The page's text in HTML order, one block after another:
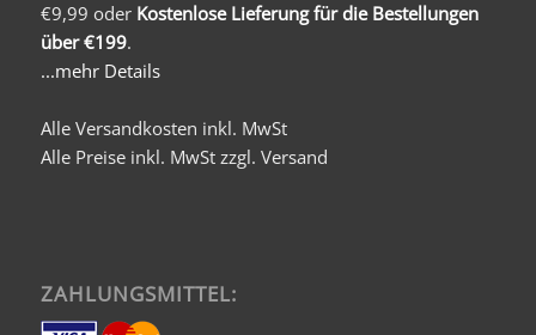
€9,99 oder Kostenlose Lieferung für die Bestellungen
über €199.
...mehr Details
Alle Versandkosten inkl. MwSt
Alle Preise inkl. MwSt zzgl. Versand
ZAHLUNGSMITTEL: